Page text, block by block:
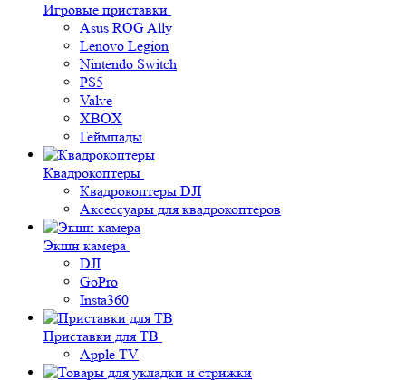
Игровые приставки
Asus ROG Ally
Lenovo Legion
Nintendo Switch
PS5
Valve
XBOX
Геймпады
Квадрокоптеры
Квадрокоптеры DJI
Аксессуары для квадрокоптеров
Экшн камера
DJI
GoPro
Insta360
Приставки для ТВ
Apple TV